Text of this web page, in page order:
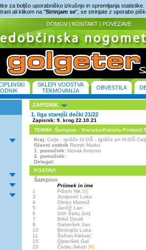
za boljšo uporabniško izkušnjo in spremljanja statistike.
ali klikom na "Strinjam se", se strinjate z uporabo
DOMOV | KONTAKT | POVEZAVE
SKLEPI VODSTVA
TEKMOVANJA
OBVESTILA
ZAPISNIK
1. liga starejši dečki 21/22
Zapisnik: 9. krog 22.10.21
TEKMA: Šampion - Vransko-Polzela-Prebold
Kraj: Celje - igrišče IV.OŠ - Igrišče pri IV.OŠ
Glavni sodnik Romih Marko
1. pomočnik: Novak Antonio
2. pomočnik:
Delegat:
POSTAVI
Šampion
Priimek in ime
1
Pižorn Nik (V)
3
Josipović Luka
4
Obrez Matevž
5
Jančič Lan
6
Voh Šalej Jurij
7
Brkić David
9
Gaberšek Jan
10
Bednjićki Luka
11
Šafran Aleksej
15
Ojsteršek Gal
20
Čadej Jakob (K)